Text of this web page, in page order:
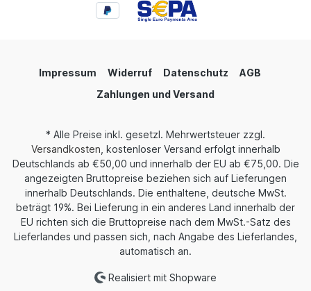
Impressum Widerruf Datenschutz
AGB
Zahlungen und Versand
* Alle Preise inkl. gesetzl. Mehrwertsteuer zzgl.
Versandkosten , kostenloser Versand erfolgt innerhalb
Deutschlands ab €50,00 und innerhalb der EU ab €75,00. Die
angezeigten Bruttopreise beziehen sich auf Lieferungen
innerhalb Deutschlands. Die enthaltene, deutsche MwSt.
beträgt 19%. Bei Lieferung in ein anderes Land innerhalb der
EU richten sich die Bruttopreise nach dem MwSt.-Satz des
Lieferlandes und passen sich, nach Angabe des Lieferlandes,
automatisch an.
Realisiert mit Shopware